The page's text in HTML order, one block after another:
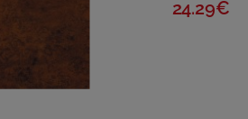
24.29€